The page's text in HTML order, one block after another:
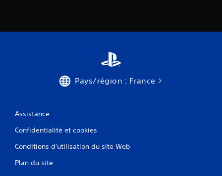
Pays/région : France
Assistance
Confidentialité et cookies
Conditions d'utilisation du site Web
Plan du site